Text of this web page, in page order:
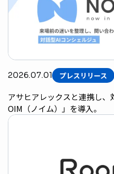
2026.07.01 プレスリリース
アサヒアレックスと連携し
OIM（ノイム）」を導入。